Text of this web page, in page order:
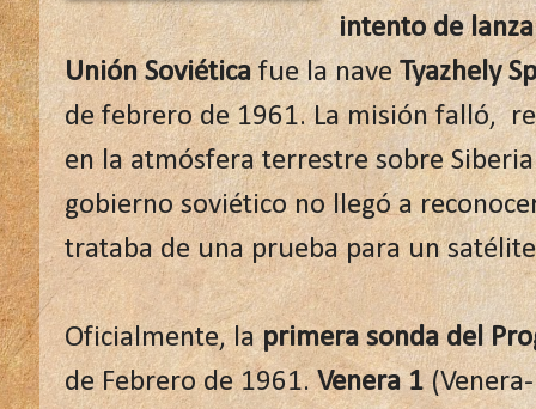
intento de
Unión Soviéticafue la naveTyazhely
de febrero de 1961. La misión falló,
en la atmósfera terrestre sobre
gobierno soviético no llegó a
trataba de una prueba para un
Oficialmente, laprimera sonda del
de Febrero de 1961.Venera 1(Venera-